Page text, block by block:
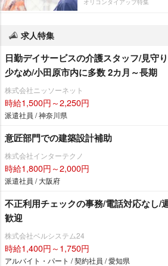
求人特集
日勤デイサービスの介護スタッフ/見守
少なめ/小田原市内に多数 2カ月～長期
株式会社ニッソーネット
時給1,500円～2,250円
派遣社員 / 神奈川県
意匠部門での建築設計補助
株式会社インターテクノ
時給1,800円～2,000円
派遣社員 / 大阪府
不正利用チェックの事務/電話対応なし/
歓迎
株式会社ベルシステム24
時給1,400円～1,750円
アルバイト・パート / 契約社員 / 愛知県